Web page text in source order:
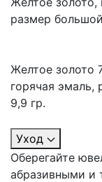
размер
Желтое золото
горячая
9,9 гр.
Уход
Оберегайте
абразивными и